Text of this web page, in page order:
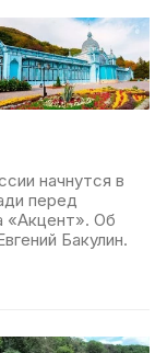
начнутся в
перед
«Акцент». Об
Бакулин.